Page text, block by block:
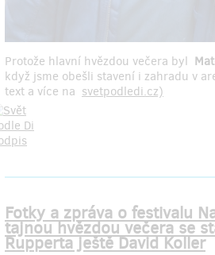
Protože hlavní hvězdou večera byl
když jsme obešli stavení i zahradu v
text a více na svetpodledi.cz)
Fotky a zpráva o festivalu
tajnou hvězdou večera se
Rupperta ještě David Koller